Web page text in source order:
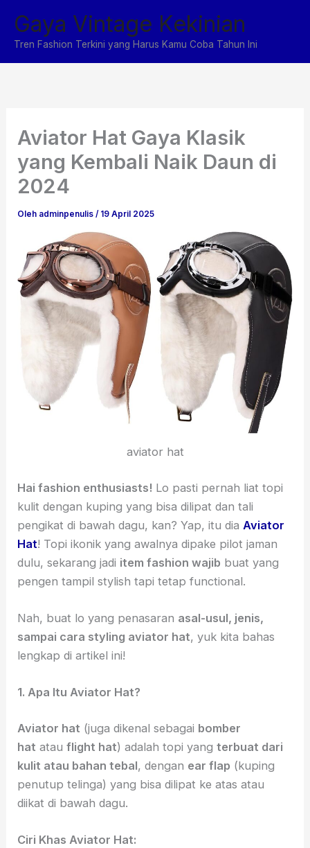
konten
Gaya Vintage Kekinian
Tren Fashion Terkini yang Harus Kamu Coba Tahun Ini
Aviator Hat Gaya Klasik
yang Kembali Naik Daun di
2024
Oleh adminpenulis/ 19 April 2025
aviator hat
Hai fashion enthusiasts! Lo pasti pernah liat topi
kulit dengan kuping yang bisa dilipat dan tali
pengikat di bawah dagu, kan? Yap, itu dia Aviator
Hat! Topi ikonik yang awalnya dipake pilot jaman
dulu, sekarang jadi item fashion wajib buat yang
pengen tampil stylish tapi tetap functional.
Nah, buat lo yang penasaran asal-usul, jenis,
sampai cara styling aviator hat, yuk kita bahas
lengkap di artikel ini!
1. Apa Itu Aviator Hat?
Aviator hat (juga dikenal sebagai bomber
hat atauflight hat) adalah topi yangterbuat dari
kulit atau bahan tebal, dengan ear flap (kuping
penutup telinga) yang bisa dilipat ke atas atau
diikat di bawah dagu.
Ciri Khas Aviator Hat: